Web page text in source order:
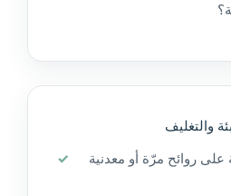
والتغليف
على روائح مرّة أو معدنية